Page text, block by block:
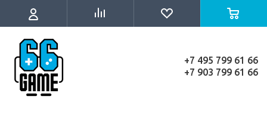
+7 495 799 61 66
+7 903 799 61 66